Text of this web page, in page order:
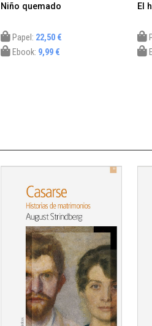
Niño quemado
Papel: 22,50 €
Ebook: 9,99 €
El